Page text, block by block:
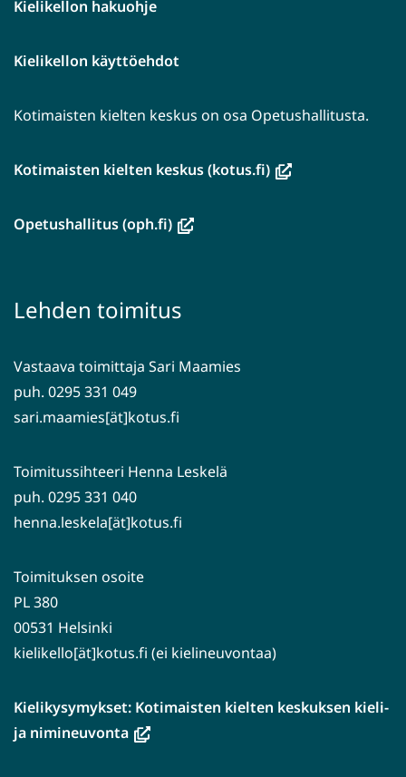
Kielikellon hakuohje
Kielikellon käyttöehdot
Kotimaisten kielten keskus on osa Opetushallitusta.
Kotimaisten kielten keskus (kotus.fi)(avautuu
Opetushallitus (oph.fi)(avautuu
toiseen
Lehden toimitus
Vastaava toimittaja Sari Maamies
puh. 0295 331 049
sari.maamies[ät]kotus.fi
Toimitussihteeri Henna Leskelä
puh. 0295 331 040
henna.leskela[ät]kotus.fi
Toimituksen osoite
PL 380
00531 Helsinki
kielikello[ät]kotus.fi (ei kielineuvontaa)
Kielikysymykset: Kotimaisten kielten keskuksen kieli-
ja nimineuvonta(avautuu